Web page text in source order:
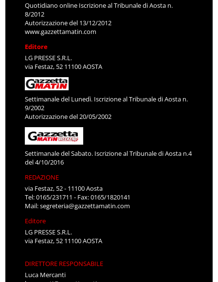
Quotidiano online Iscrizione al Tribunale di Aosta n.
8/2012
Autorizzazione del 13/12/2012
www.gazzettamatin.com
Editore
LG PRESSE S.R.L.
via Festaz, 52 11100 AOSTA
Settimanale del Lunedì. Iscrizione al Tribunale di Aosta n.
9/2002
Autorizzazione del 20/05/2002
Settimanale del Sabato. Iscrizione al Tribunale di Aosta n.4
del 4/10/2016
REDAZIONE
via Festaz, 52 - 11100 Aosta
Tel: 0165/231711 - Fax: 0165/1820141
Mail:segreteria@gazzettamatin.com
Editore
LG PRESSE S.R.L.
via Festaz, 52 11100 AOSTA
DIRETTORE RESPONSABILE
Luca Mercanti